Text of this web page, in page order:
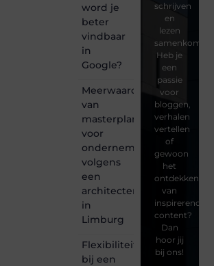
word je
beter
vindbaar
in
Google?
Meerwaarde
van
masterplanning
voor
ondernemingen
volgens
een
architectenbureau
in
Limburg
Flexibiliteit
bij een
schrijven
en
lezen
samenkomen.
Heb je
een
passie
voor
bloggen,
verhalen
vertellen
of
gewoon
het
ontdekken
van
inspirerende
content?
Dan
hoor jij
bij ons!